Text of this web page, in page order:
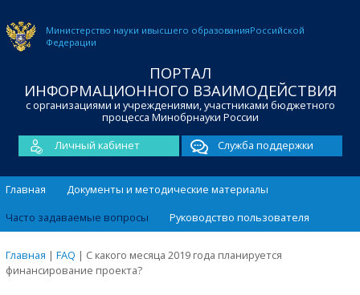
Министерство науки ивысшего образованияРоссийской
Федерации
ПОРТАЛ
ИНФОРМАЦИОННОГО ВЗАИМОДЕЙСТВИЯ
с организациями и учреждениями, участниками бюджетного
процесса Минобрнауки России
Личный кабинет
Служба поддержки
Главная
Документы и методические материалы
Часто задаваемые вопросы
Руководство пользователя
Главная | FAQ | С какого месяца 2019 года планируется
финансирование проекта?